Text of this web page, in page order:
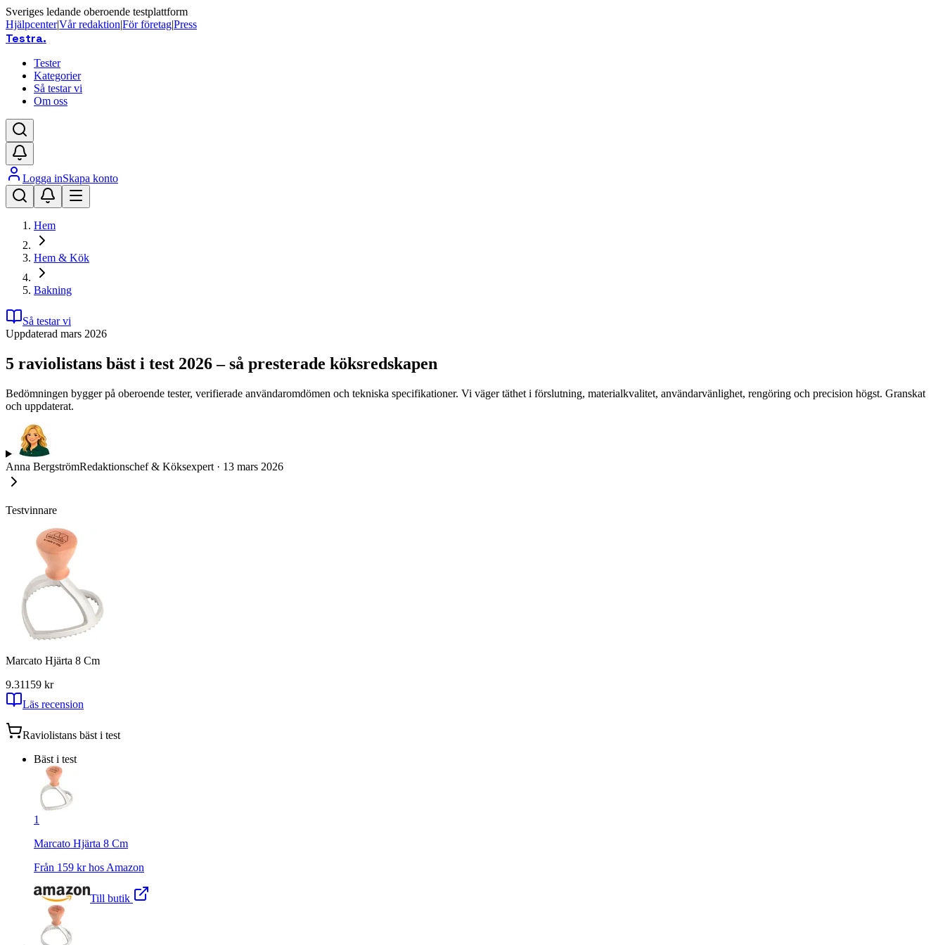
Sveriges ledande oberoende testplattform
Hjälpcenter|Vår redaktion|För företag|Press
Testra.
Tester
Kategorier
Så testar vi
Om oss
Logga inSkapa konto
Hem
Hem & Kök
Bakning
Så testar vi
Uppdaterad mars 2026
5 raviolistans bäst i test 2026 – så presterade köksredskapen
Bedömningen bygger på oberoende tester, verifierade användaromdömen och tekniska specifikationer. Vi väger täthet i förslutning, materialkvalitet, användarvänlighet, rengöring och precision högst. Granskat
och uppdaterat.
Anna BergströmRedaktionschef & Köksexpert · 13 mars 2026
Testvinnare
Marcato Hjärta 8 Cm
9.31159 kr
Läs recension
Raviolistans bäst i test
Bäst i test
1
Marcato Hjärta 8 Cm
Från 159 kr hos Amazon
Till butik